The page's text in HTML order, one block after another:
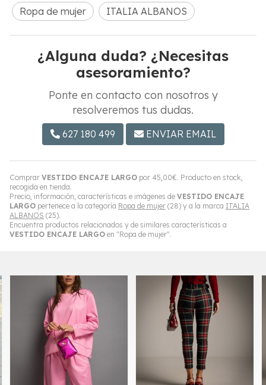
Comprar VESTIDO ENCAJE LARGO por 45,00€. Producto en stock,
recogida en tienda.
Precio, información, características e imágenes de VESTIDO ENCAJE
LARGO pertenece a la categoría Ropa de mujer (28) y a la marca ITALIA
ALBANOS (25).
Encuentra productos relacionados y de similares características a
VESTIDO ENCAJE LARGO en "Ropa de mujer".
Ropa de mujer
ITALIA ALBANOS
¿Alguna duda? ¿Necesitas
asesoramiento?
Ponte en contacto con nosotros y
resolveremos tus dudas.
627 180 499 ENVIAR EMAIL